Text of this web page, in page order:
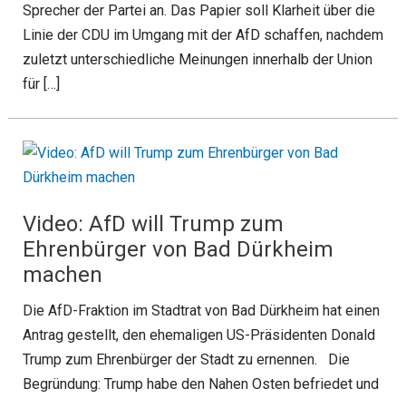
Sprecher der Partei an. Das Papier soll Klarheit über die
Linie der CDU im Umgang mit der AfD schaffen, nachdem
zuletzt unterschiedliche Meinungen innerhalb der Union
für […]
Video: AfD will Trump zum
Ehrenbürger von Bad Dürkheim
machen
Die AfD-Fraktion im Stadtrat von Bad Dürkheim hat einen
Antrag gestellt, den ehemaligen US-Präsidenten Donald
Trump zum Ehrenbürger der Stadt zu ernennen. Die
Begründung: Trump habe den Nahen Osten befriedet und